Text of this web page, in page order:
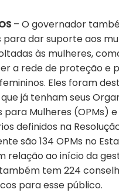
– O governador
para dar suporte aos
às mulheres,
a rede de proteção e
Eles foram
já tenham seus
para Mulheres (OPMs)
definidos na
são 134 OPMs no
relação ao início da
tem 224
para esse público.